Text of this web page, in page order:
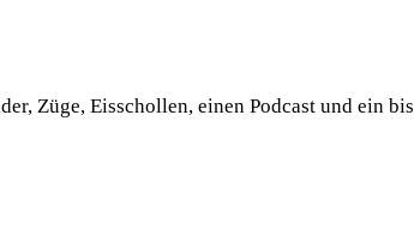
Züge, Eisschollen, einen Podcast und ein